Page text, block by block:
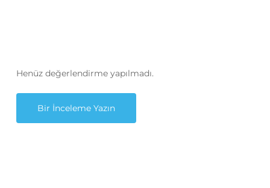
Henüz değerlendirme yapılmadı.
Bir İnceleme Yazın